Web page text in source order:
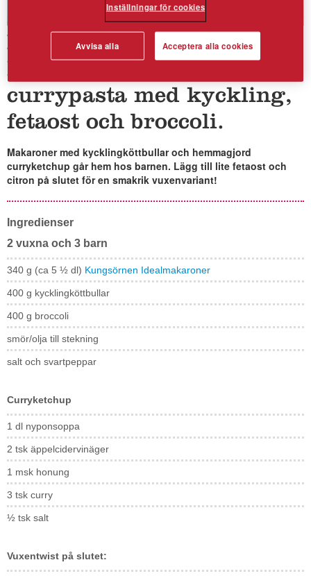
Makaroner och
kycklingköttbullar. Eller
currypasta med kyckling,
fetaost och broccoli.
Makaroner med kycklingköttbullar och hemmagjord
curryketchup går hem hos barnen. Lägg till lite fetaost och
citron på slutet för en smakrik vuxenvariant!
Ingredienser
2 vuxna och 3 barn
340 g (ca 5 ½ dl) Kungsörnen Idealmakaroner
400 g kycklingköttbullar
400 g broccoli
smör/olja till stekning
salt och svartpeppar
Curryketchup
1 dl nyponsoppa
2 tsk äppelcidervinäger
1 msk honung
3 tsk curry
½ tsk salt
Vuxentwist på slutet:
Inställningar för cookies
Avvisa alla Acceptera alla cookies